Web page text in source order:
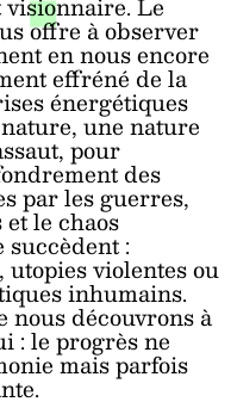
offre à observer
en nous encore
effréné de la
énergétiques
une nature
pour
des
par les guerres,
le chaos
:
violentes ou
inhumains.
nous découvrons à
: le progrès ne
mais parfois